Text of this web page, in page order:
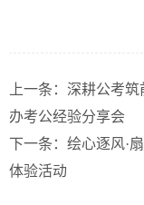
上一条： 深耕公考
办考公经验分享会
下一条： 绘心逐风·
体验活动